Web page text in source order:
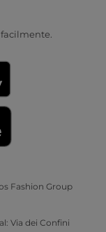
Fashion Group
Via dei Confini